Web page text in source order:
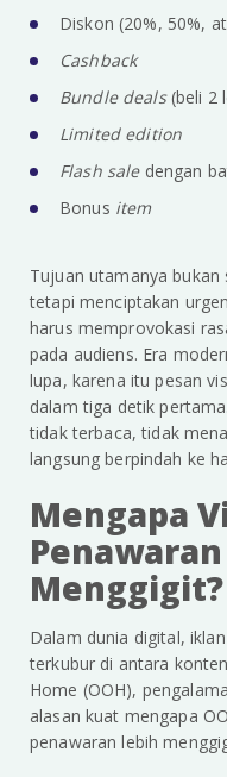
Diskon (20%, 50%,
Cashback
Bundle deals(beli 2
Limited edition
Flash saledengan
Bonus item
Tujuan utamanya bukan
tetapi menciptakan
harus memprovokasi
pada audiens. Era
lupa, karena itu pesan
dalam tiga detik
tidak terbaca, tidak
langsung berpindah ke
Mengapa
Menggigit?
Dalam dunia digital,
terkubur di antara
Home (OOH),
alasan kuat mengapa
penawaran lebih